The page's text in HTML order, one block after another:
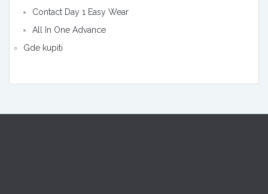
Contact Day 1 Easy Wear
All In One Advance
Gde kupiti